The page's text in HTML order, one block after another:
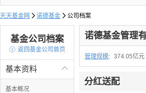
天天基金网  诺德基金  公司档案
基金公司档案
 返回基金公司首页

基本资料
基本概况
诺德基金管理
管理规模: 374.05亿元
分红送配